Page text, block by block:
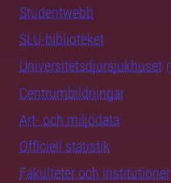
Studentwebb
SLU-biblioteket
Universitetsdjursjukhuset
Centrumbildningar
Art- och miljödata
Officiell statistik
Fakulteter och institutioner